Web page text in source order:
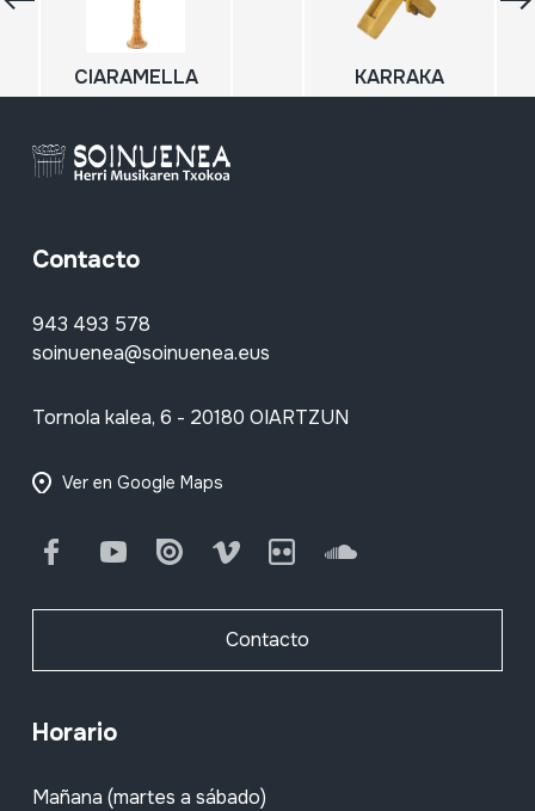
CIARAMELLA KARRAKA
Contacto
943 493 578
soinuenea@soinuenea.eus
Tornola kalea, 6 - 20180 OIARTZUN
Ver en Google Maps
FacebookYoutube Issuu Vimeo Flickr SoundCloud
Contacto
Horario
Mañana (martes a sábado)